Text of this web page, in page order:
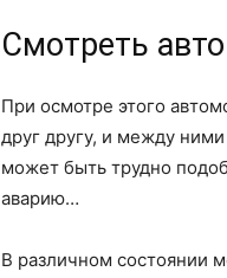
Смотреть
При осмотре этого
друг другу, и между
может быть трудно
аварию…
В различном состоянии